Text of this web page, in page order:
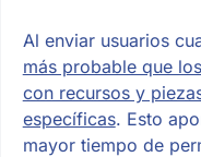
Al enviar usuarios
más probable que
con recursos y
específicas. Esto
mayor tiempo de